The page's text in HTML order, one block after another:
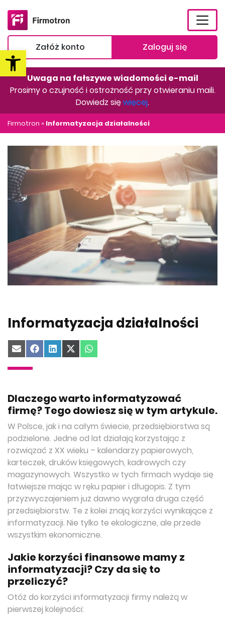
Otwórz pasek narzędzi
Załóż konto Zaloguj się
Uwaga na fałszywe wiadomości e-mail
Prosimy o czujność i ostrożność przy otwieraniu maili.
Dowiedz sięwięcej.
Firmotron » Informatyzacja działalności
Informatyzacja działalności
Share
on
Email
Share
on
Share
on
Share
on
Share
on
Dlaczego warto informatyzować
firmę? Tego dowiesz się w tym artykule.
W Polsce, jak i na całym świecie, przedsiębiorstwa są
podzielone. Jedne od lat działają korzystając z
rozwiązać z XX wieku – kalendarzy papierowych,
karteczek, druków księgowych, kadrowych czy
magazynowych. Wszystko w tych firmach wydaje się
łatwiejsze mając w ręku papier i długopis. Z tym
przyzwyczajeniem już dawno wygrała druga część
przedsiębiorstw. Te z kolei znają korzyści wynikające z
informatyzacji. Nie tylko te ekologiczne, ale przede
wszystkim ekonomiczne.
Jakie korzyści finansowe mamy z
informatyzacji? Czy da się to
przeliczyć?
Otóż do korzyści informatyzacji firmy należą w
pierwszej kolejności: